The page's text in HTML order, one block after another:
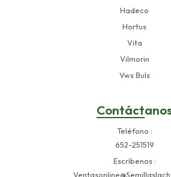
Hadeco
Hortus
Vita
Vilmorin
Vws Buls
Teléfono
652-251519
Escríbenos